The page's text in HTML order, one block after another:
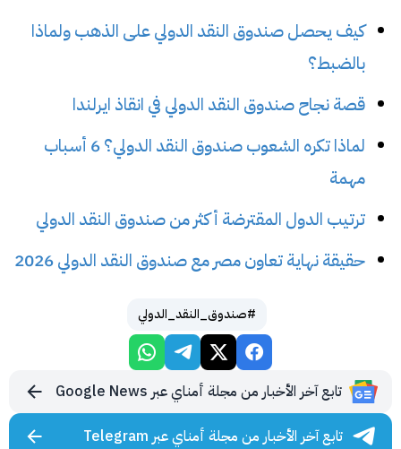
كيف يحصل صندوق النقد الدولي على الذهب ولماذا
بالضبط؟
قصة نجاح صندوق النقد الدولي في انقاذ ايرلندا
لماذا تكره الشعوب صندوق النقد الدولي؟ 6 أسباب
مهمة
ترتيب الدول المقترضة أكثر من صندوق النقد الدولي
حقيقة نهاية تعاون مصر مع صندوق النقد الدولي 2026
#صندوق_النقد_الدولي
تابع آخر الأخبار من مجلة أمناي عبر Google News
تابع آخر الأخبار من مجلة أمناي عبر Telegram